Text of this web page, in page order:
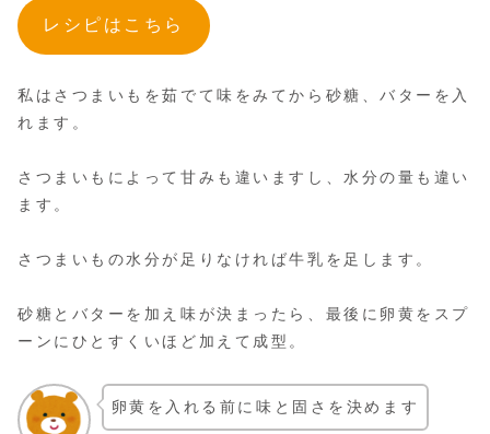
レシピはこちら
私はさつまいもを茹でて味をみてから砂糖、バターを入
れます。
さつまいもによって甘みも違いますし、水分の量も違い
ます。
さつまいもの水分が足りなければ牛乳を足します。
砂糖とバターを加え味が決まったら、最後に卵黄をスプ
ーンにひとすくいほど加えて成型。
卵黄を入れる前に味と固さを決めます